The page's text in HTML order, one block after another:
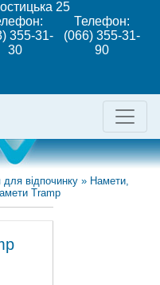
25
355-31-
30
Телефон:
(066) 355-31-
90
відпочинку » Намети,
Tramp